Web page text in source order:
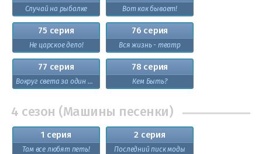
Случай на рыбалке Вот как бывает!
75 серия
Не царское дело!
76 серия
Вся жизнь - театр
77 серия
Вокруг света за один час
78 серия
Кем Быть?
4 сезон (Машины песенки)
1 серия
Там все любят петь!
2 серия
Последний писк моды